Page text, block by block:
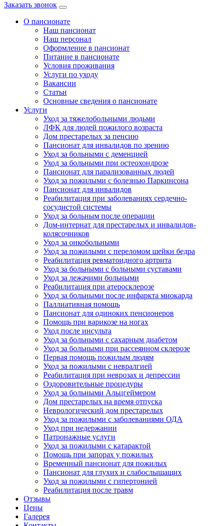
Заказать звонок
О пансионате
Наш пансионат
Наш персонал
Оформление в пансионат
Питание в пансионате
Условия проживания
Услуги по уходу
Вакансии
Статьи
Основные сведения о пансионате
Услуги
Уход за тяжелобольными людьми
ЛФК для людей пожилого возраста
Дом престарелых за пенсию
Пансионат для инвалидов по зрению
Уход за больными с деменцией
Уход за больными при остеохондрозе
Пансионат для парализованных людей
Уход за пожилыми с болезнью Паркинсона
Пансионат для инвалидов
Реабилитация при заболеваниях сердечно-
сосудистой системы
Уход за больным после операции
Дом-интернат для престарелых и инвалидов-
колясочников
Уход за онкобольными
Уход за пожилыми с переломом шейки бедра
Реабилитация ревматоидного артрита
Уход за больными с больными суставами
Уход за лежачими больными
Реабилитация при атеросклерозе
Уход за больными после инфаркта миокарда
Паллиативная помощь
Пансионат для одиноких пенсионеров
Помощь при варикозе на ногах
Уход после инсульта
Уход за больными с сахарным диабетом
Уход за больными при рассеянном склерозе
Первая помощь пожилым людям
Уход за пожилыми с невралгией
Реабилитация при неврозах и депрессии
Оздоровительные процедуры
Уход за больными Альцгеймером
Дом престарелых на время отпуска
Неврологический дом престарелых
Уход за пожилыми с заболеваниями ОДА
Уход при недержании
Патронажные услуги
Уход за пожилыми с катарактой
Помощь при запорах у пожилых
Временный пансионат для пожилых
Пансионат для глухих и слабослышащих
Уход за пожилыми с гипертонией
Реабилитация после травм
Отзывы
Цены
Галерея